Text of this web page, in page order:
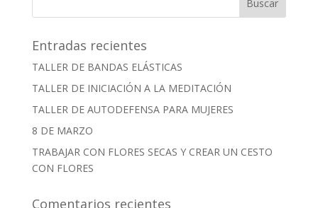
Entradas recientes
TALLER DE BANDAS ELÁSTICAS
TALLER DE INICIACIÓN A LA MEDITACIÓN
TALLER DE AUTODEFENSA PARA MUJERES
8 DE MARZO
TRABAJAR CON FLORES SECAS Y CREAR UN CESTO
CON FLORES
Comentarios recientes